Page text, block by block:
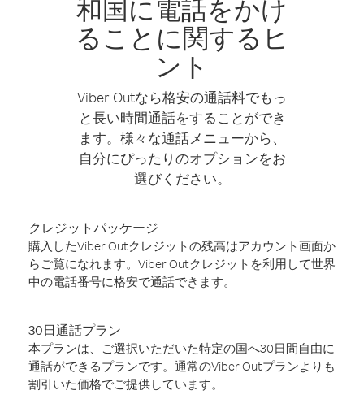
和国に電話をかけ
ることに関するヒ
ント
Viber Outなら格安の通話料でもっ
と長い時間通話をすることができ
ます。様々な通話メニューから、
自分にぴったりのオプションをお
選びください。
クレジットパッケージ
購入したViber Outクレジットの残高はアカウント画面か
らご覧になれます。Viber Outクレジットを利用して世界
中の電話番号に格安で通話できます。
30日通話プラン
本プランは、ご選択いただいた特定の国へ30日間自由に
通話ができるプランです。通常のViber Outプランよりも
割引いた価格でご提供しています。